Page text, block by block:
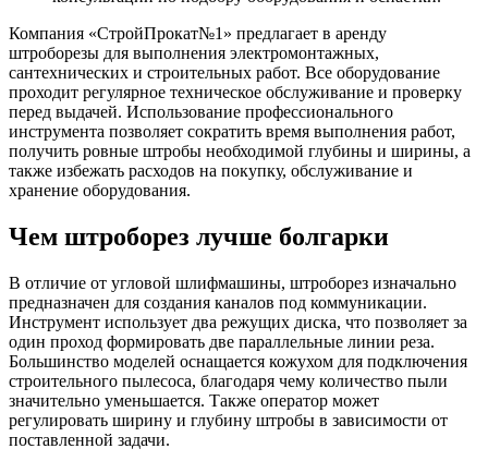
Компания «СтройПрокат№1» предлагает в аренду
штроборезы для выполнения электромонтажных,
сантехнических и строительных работ. Все оборудование
проходит регулярное техническое обслуживание и проверку
перед выдачей. Использование профессионального
инструмента позволяет сократить время выполнения работ,
получить ровные штробы необходимой глубины и ширины, а
также избежать расходов на покупку, обслуживание и
хранение оборудования.
Чем штроборез лучше болгарки
В отличие от угловой шлифмашины, штроборез изначально
предназначен для создания каналов под коммуникации.
Инструмент использует два режущих диска, что позволяет за
один проход формировать две параллельные линии реза.
Большинство моделей оснащается кожухом для подключения
строительного пылесоса, благодаря чему количество пыли
значительно уменьшается. Также оператор может
регулировать ширину и глубину штробы в зависимости от
поставленной задачи.